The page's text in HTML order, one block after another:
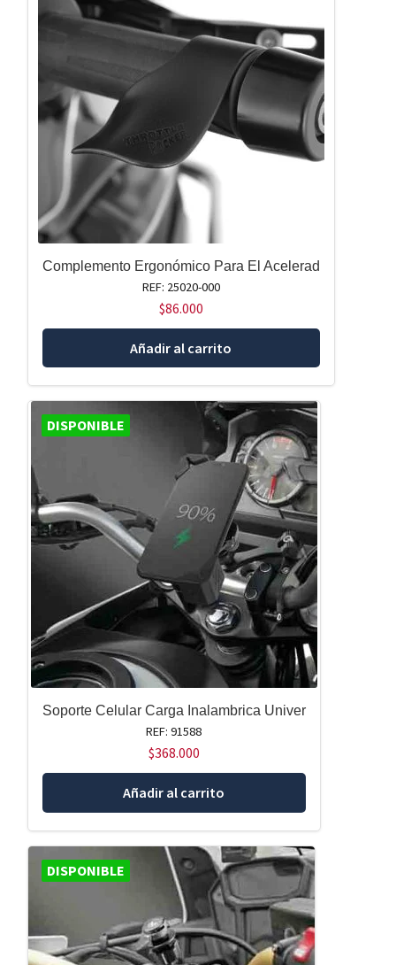
Complemento Ergonómico Para El Acelerad
REF: 25020-000
$86.000
Añadir al carrito
DISPONIBLE
Soporte Celular Carga Inalambrica Univer
REF: 91588
$368.000
Añadir al carrito
DISPONIBLE